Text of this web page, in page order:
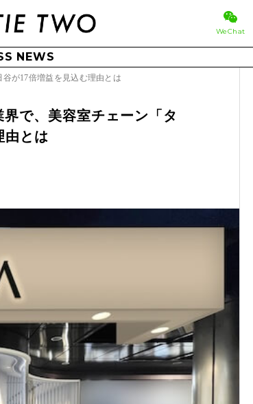
WeChat
NEWS
が17倍増益を見込む理由とは
で、美容室チェーン「タ
由とは